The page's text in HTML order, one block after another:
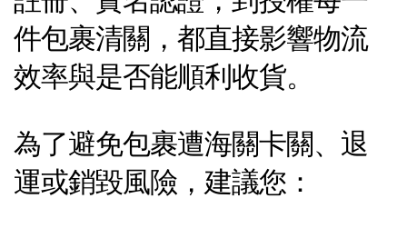
件包裹清關，都直接影響物流
效率與是否能順利收貨。
為了避免包裹遭海關卡關、退
運或銷毀風險，建議您：